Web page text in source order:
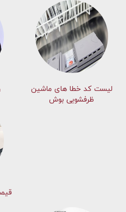
لیست کد خطا های ماشين
ظرفشویی بوش